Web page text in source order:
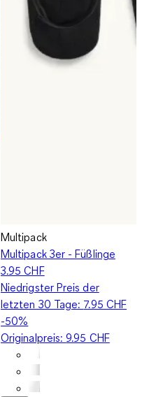
Multipack
Multipack 3er - Füßlinge
3.95 CHF
Niedrigster Preis der
letzten 30 Tage: 7.95 CHF
-50%
Originalpreis:9.95 CHF